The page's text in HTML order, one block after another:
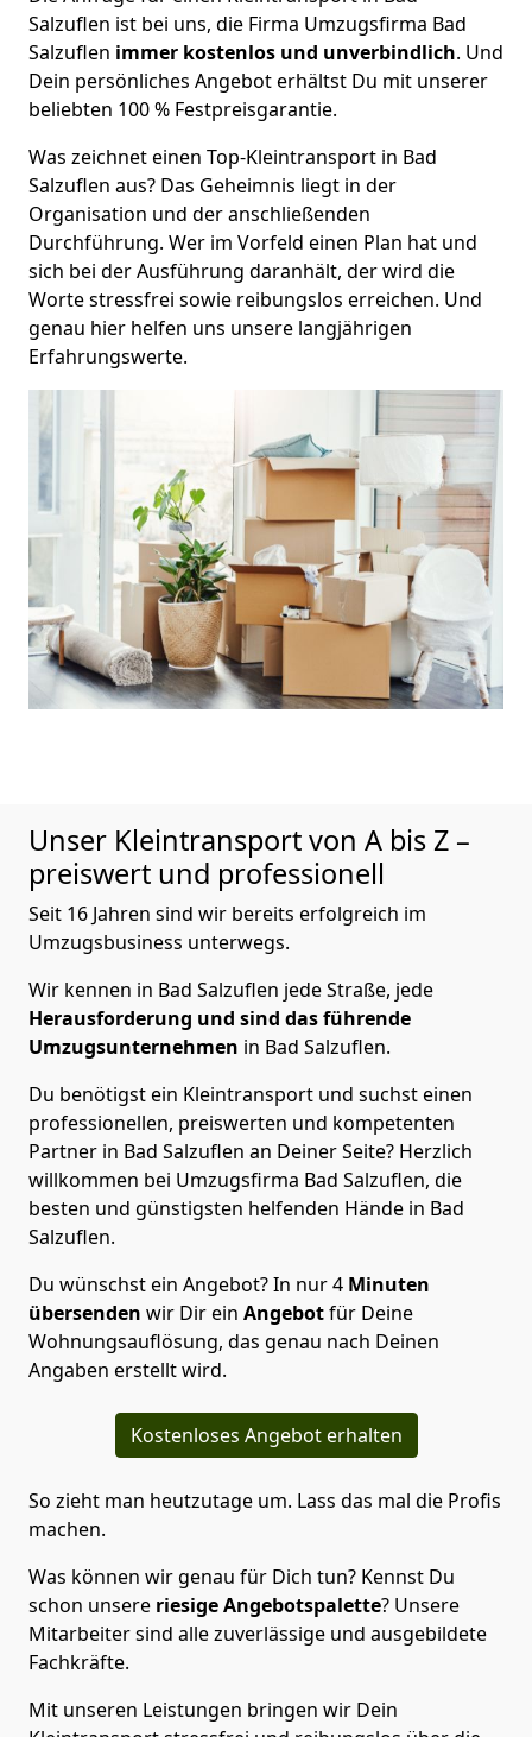
Salzuflen ist bei uns, die Firma Umzugsfirma Bad
Salzuflen immer kostenlos und unverbindlich. Und
Dein persönliches Angebot erhältst Du mit unserer
beliebten 100 % Festpreisgarantie.
Was zeichnet einen Top-Kleintransport in Bad
Salzuflen aus? Das Geheimnis liegt in der
Organisation und der anschließenden
Durchführung. Wer im Vorfeld einen Plan hat und
sich bei der Ausführung daranhält, der wird die
Worte stressfrei sowie reibungslos erreichen. Und
genau hier helfen uns unsere langjährigen
Erfahrungswerte.
Unser Kleintransport von A bis Z –
preiswert und professionell
Seit 16 Jahren sind wir bereits erfolgreich im
Umzugsbusiness unterwegs.
Wir kennen in Bad Salzuflen jede Straße, jede
Herausforderung und sind das führende
Umzugsunternehmen in Bad Salzuflen.
Du benötigst ein Kleintransport und suchst einen
professionellen, preiswerten und kompetenten
Partner in Bad Salzuflen an Deiner Seite? Herzlich
willkommen bei Umzugsfirma Bad Salzuflen, die
besten und günstigsten helfenden Hände in Bad
Salzuflen.
Du wünschst ein Angebot? In nur 4 Minuten
übersenden wir Dir ein Angebotfür Deine
Wohnungsauflösung, das genau nach Deinen
Angaben erstellt wird.
Kostenloses Angebot erhalten
So zieht man heutzutage um. Lass das mal die Profis
machen.
Was können wir genau für Dich tun? Kennst Du
schon unsere riesige Angebotspalette? Unsere
Mitarbeiter sind alle zuverlässige und ausgebildete
Fachkräfte.
Mit unseren Leistungen bringen wir Dein